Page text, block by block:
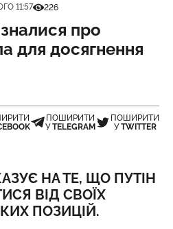
11:57Кількість переглядів
226
про
для досягнення
ПОШИРИТИ
УTELEGRAM
ПОШИРИТИ
УTWITTER
НА ТЕ, ЩО ПУТІН
ВІД СВОЇХ
ПОЗИЦІЙ.